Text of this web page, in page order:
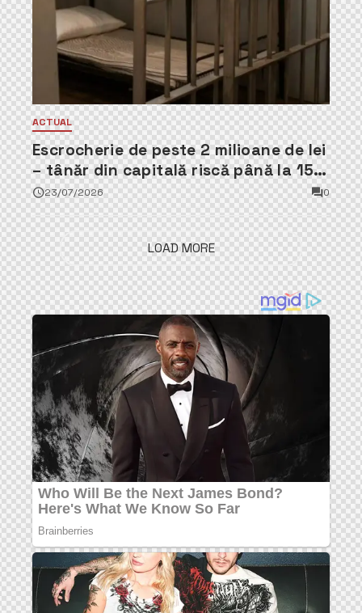
ACTUAL
Escrocherie de peste 2 milioane de lei
– tânăr din capitală riscă până la 15
ani de închisoare
23/07/2026 0
LOAD MORE